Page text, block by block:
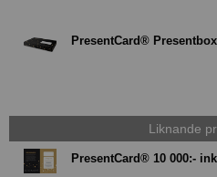
PresentCard® Presentbox
Liknande
PresentCard® 10 000:-